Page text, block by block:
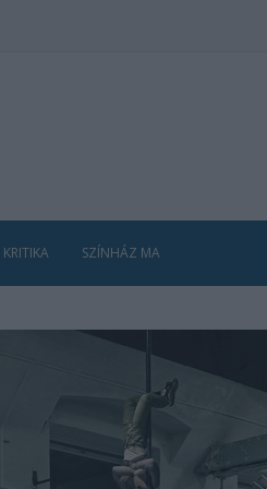
KRITIKA SZÍNHÁZ MA